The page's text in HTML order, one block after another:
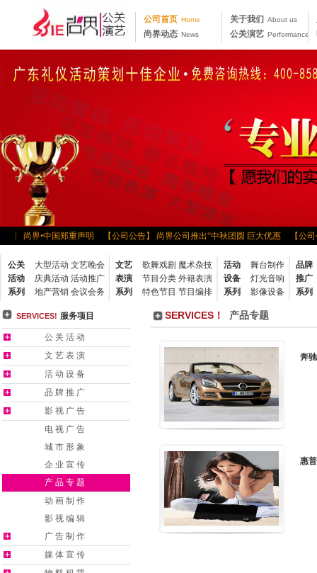
公司首页 Home
尚界动态 News
关于我们 About us
公关演艺 Performance
】 尚界•中国郑重声明 【公司公告】 尚界公司推出“中秋团圆 巨大优惠
【公司
“走出去，带回来”学习•分
钓鱼大赛
【公司公告】 尚界公司五月份月度会议
【公司公告】 尚界公司召
圆
【公司公告】 2011年尚界“凤凰古城之旅”
【公司公告】 “公平、和谐、奋
告】 热烈欢迎中国东方演艺公司代表来
【公司公告】 尚界文化2014年春茗及
告】 尚界公司推出“中秋团圆 巨大优惠
【公司公告】 2013夯实基础 提升价值新年部署会
【公司公告】 尚界2012年度
界公司五月份月度会议
【公司公告】 尚界公司召开2012工作会议
界“凤凰古城之旅”
【公司公告】 “公平、和谐、奋进、稳健地持续
公司代表来
公关
活动
系列
大型活动 文艺晚会
庆典活动 活动推广
地产营销 会议会务
文艺
表演
系列
歌舞戏剧 魔术杂技
节目分类 外籍表演
特色节目 节目编排
活动
设备
系列
舞台制作
灯光音响
影像设备
品牌
推广
系列
SERVICES! 服务项目
公关活动
文艺表演
活动设备
品牌推广
影视广告
电视广告
城市形象
企业宣传
产品专题
动画制作
影视编辑
广告制作
媒体宣传
SERVICES！ 产品专题
奔驰
惠